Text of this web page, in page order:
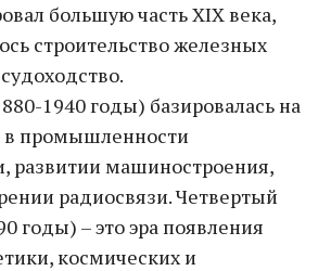
большую часть XIX века,
строительство железных
1940 годы) базировалась на
в промышленности
развитии машиностроения,
радиосвязи. Четвертый
годы) – это эра появления
космических и